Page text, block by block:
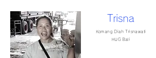
Trisna
Komang Diah Trisnawati
HUG Bali